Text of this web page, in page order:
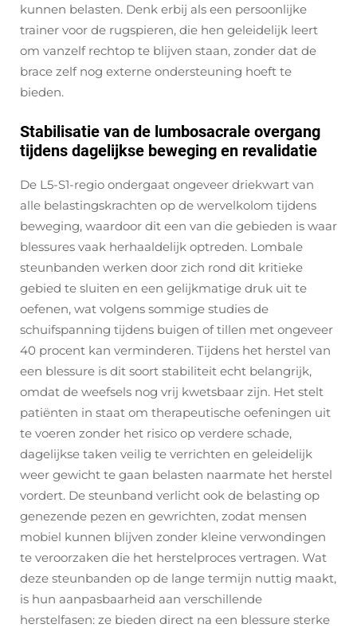
kunnen belasten. Denk erbij als een persoonlijke
trainer voor de rugspieren, die hen geleidelijk leert
om vanzelf rechtop te blijven staan, zonder dat de
brace zelf nog externe ondersteuning hoeft te
bieden.
Stabilisatie van de lumbosacrale overgang
tijdens dagelijkse beweging en revalidatie
De L5-S1-regio ondergaat ongeveer driekwart van
alle belastingskrachten op de wervelkolom tijdens
beweging, waardoor dit een van die gebieden is waar
blessures vaak herhaaldelijk optreden. Lombale
steunbanden werken door zich rond dit kritieke
gebied te sluiten en een gelijkmatige druk uit te
oefenen, wat volgens sommige studies de
schuifspanning tijdens buigen of tillen met ongeveer
40 procent kan verminderen. Tijdens het herstel van
een blessure is dit soort stabiliteit echt belangrijk,
omdat de weefsels nog vrij kwetsbaar zijn. Het stelt
patiënten in staat om therapeutische oefeningen uit
te voeren zonder het risico op verdere schade,
dagelijkse taken veilig te verrichten en geleidelijk
weer gewicht te gaan belasten naarmate het herstel
vordert. De steunband verlicht ook de belasting op
genezende pezen en gewrichten, zodat mensen
mobiel kunnen blijven zonder kleine verwondingen
te veroorzaken die het herstelproces vertragen. Wat
deze steunbanden op de lange termijn nuttig maakt,
is hun aanpasbaarheid aan verschillende
herstelfasen: ze bieden direct na een blessure sterke